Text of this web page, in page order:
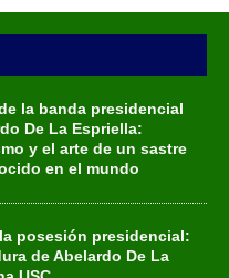
la banda presidencial
De La Espriella:
y el arte de un sastre
en el mundo
posesión presidencial:
de Abelardo De La